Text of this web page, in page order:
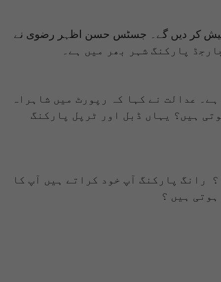
پیش کر دیں گے۔ جسٹس حسن اظہر رضوی نے
عدالت نے کہا کہ رپورٹ میں شاہراہ
ہیں؟ یہاں ڈبل اور ٹرپل پارکنگ
رانگ پارکنگ آپ خود کراتے ہیں آپ کا
ہیں ؟